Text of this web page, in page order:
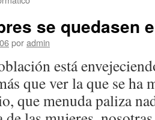
se quedasen
poradmin
está
que ver la que se ha
que menuda paliza